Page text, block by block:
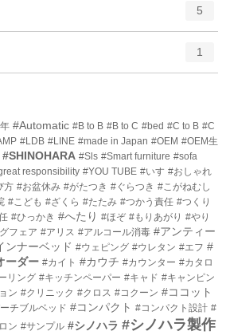
5
1
#Automatic #B to B #B to C #bed #C to B #C
#LDB #LINE #made in Japan #OEM #OEM生
#SHINOHARA #Sls #Smart furniture #sofa
responsibility #YOU TUBE #いす #おしゃれ
方 #お盆休み #がたつき #ぐらつき #こがねむし
#こども #ざくら #たたみ #つかう責任 #つくり
#ひっかき #へたり #ほぞ #もりあがり #やり
フェア #アリス #アルコール消毒 #アンティー
ンナーベッド #ウェピング #ウレタン #エフ #
ーダー #カイト #カウチ #カウンター #カタロ
リング #キッチンペーパー #キャド #キャンピン
ン #クリニック #クロス #コクーン #ココット
チブルベッド #コンパクト #コンパクト設計 #
ン #サンプル #シノハラ #シノハラ製作